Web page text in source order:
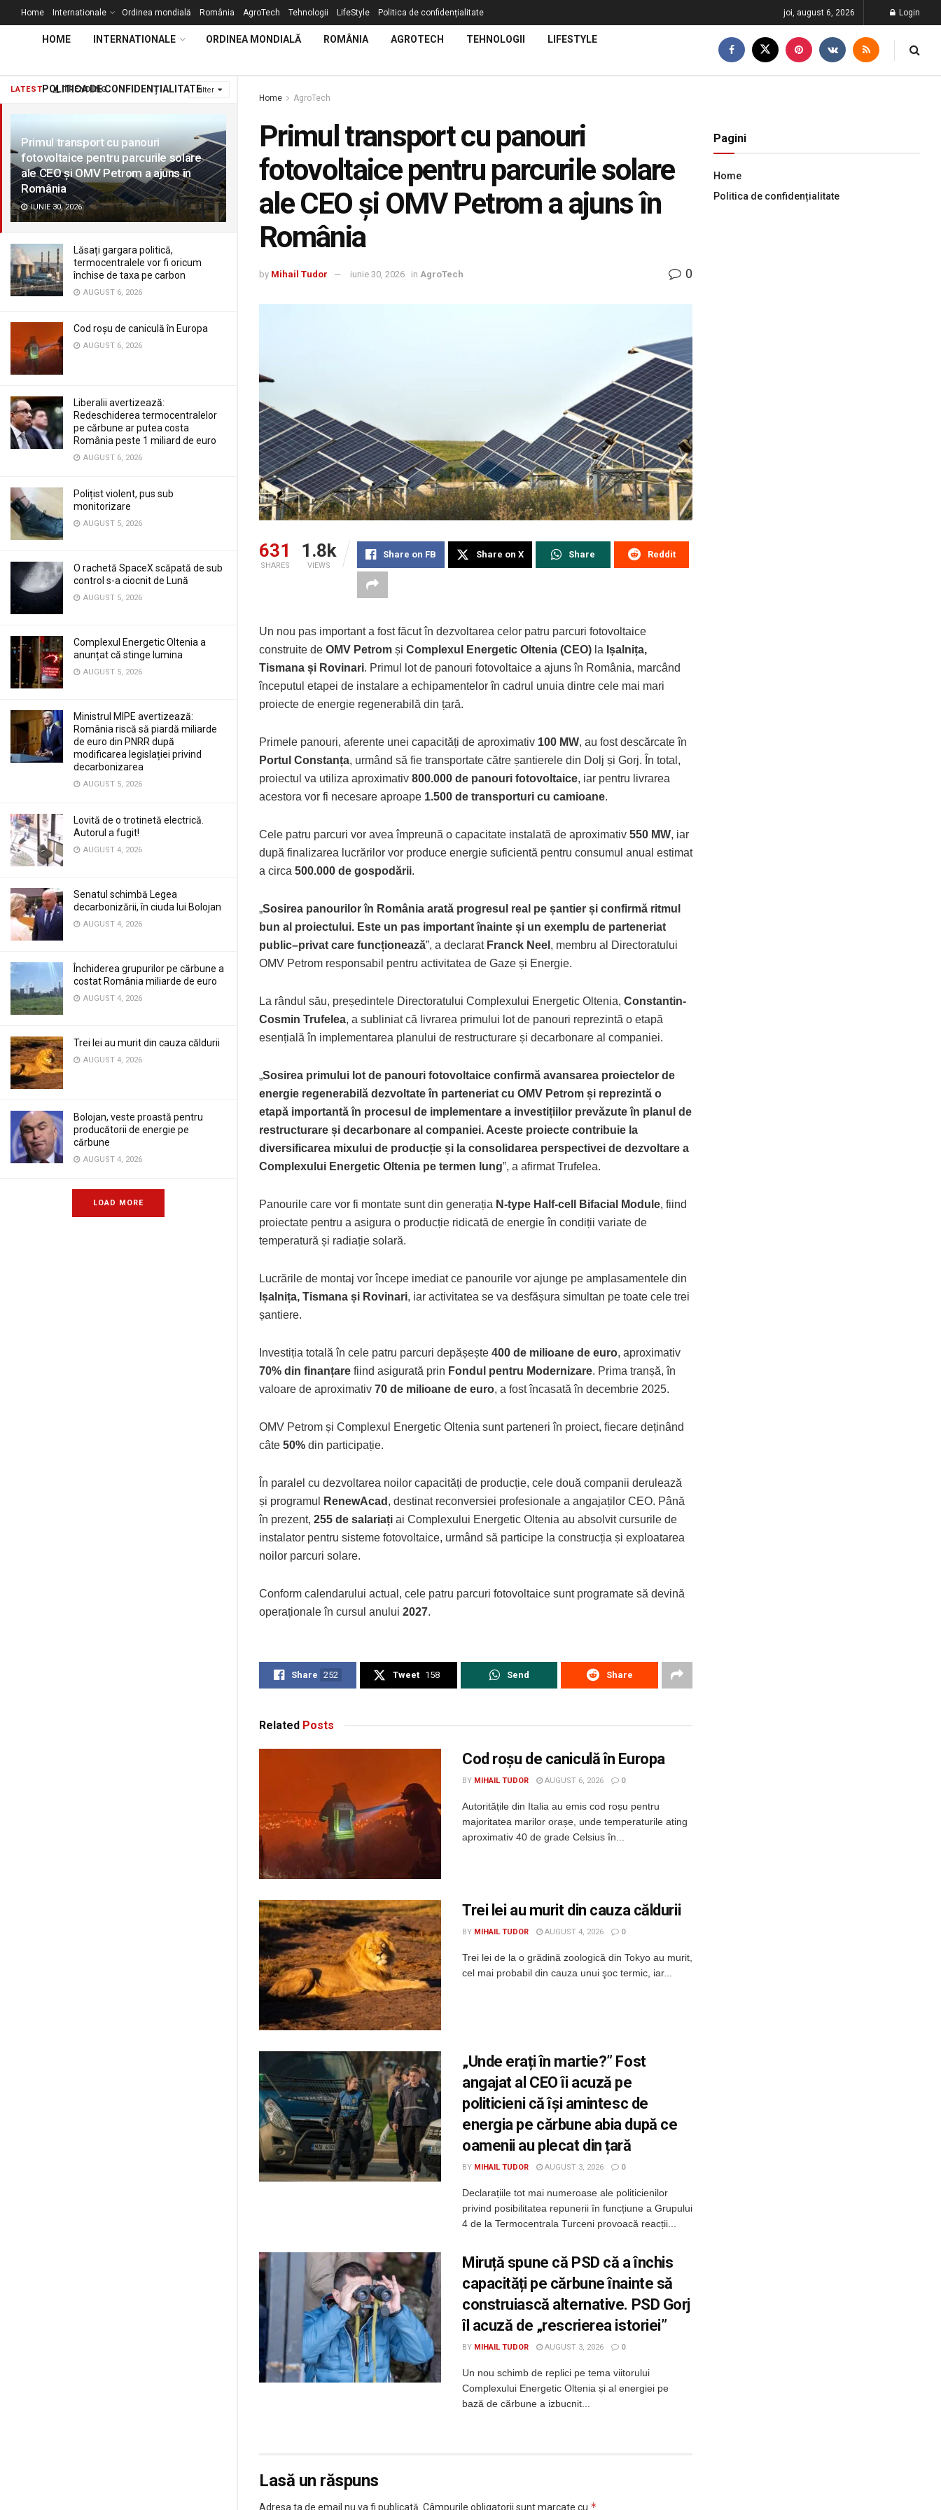
LATEST TRENDING Filter
Primul transport cu panouri
fotovoltaice pentru parcurile solare
ale CEO și OMV Petrom a ajuns în
România
IUNIE 30, 2026
Lăsați gargara politică,
termocentralele vor fi oricum
închise de taxa pe carbon
AUGUST 6, 2026
Cod roșu de caniculă în Europa
AUGUST 6, 2026
Liberalii avertizează:
Redeschiderea termocentralelor
pe cărbune ar putea costa
România peste 1 miliard de euro
AUGUST 6, 2026
Polițist violent, pus sub
monitorizare
AUGUST 5, 2026
O rachetă SpaceX scăpată de sub
control s-a ciocnit de Lună
AUGUST 5, 2026
Complexul Energetic Oltenia a
anunțat că stinge lumina
AUGUST 5, 2026
Ministrul MIPE avertizează:
România riscă să piardă miliarde
de euro din PNRR după
modificarea legislației privind
decarbonizarea
AUGUST 5, 2026
Lovită de o trotinetă electrică.
Autorul a fugit!
AUGUST 4, 2026
Senatul schimbă Legea
decarbonizării, în ciuda lui Bolojan
AUGUST 4, 2026
Închiderea grupurilor pe cărbune a
costat România miliarde de euro
AUGUST 4, 2026
Trei lei au murit din cauza căldurii
AUGUST 4, 2026
Bolojan, veste proastă pentru
producătorii de energie pe
cărbune
AUGUST 4, 2026
LOAD MORE
Home Internationale Ordinea mondială România AgroTech Tehnologii LifeStyle Politica de confidențialitate joi, august 6, 2026 Login
HOME INTERNATIONALE ORDINEA MONDIALĂ ROMÂNIA AGROTECH TEHNOLOGII LIFESTYLE
POLITICA DE CONFIDENȚIALITATE
Home AgroTech
Primul transport cu panouri
fotovoltaice pentru parcurile solare
ale CEO și OMV Petrom a ajuns în
România
by Mihail Tudor iunie 30, 2026 in AgroTech 0
631
SHARES
1.8k
VIEWS
Share on FB Share on X Share Reddit
Un nou pas important a fost făcut în dezvoltarea celor patru parcuri fotovoltaice
construite de OMV Petrom și Complexul Energetic Oltenia (CEO) la Ișalnița,
Tismana și Rovinari. Primul lot de panouri fotovoltaice a ajuns în România, marcând
începutul etapei de instalare a echipamentelor în cadrul unuia dintre cele mai mari
proiecte de energie regenerabilă din țară.
Primele panouri, aferente unei capacități de aproximativ 100 MW, au fost descărcate în
Portul Constanța, urmând să fie transportate către șantierele din Dolj și Gorj. În total,
proiectul va utiliza aproximativ 800.000 de panouri fotovoltaice, iar pentru livrarea
acestora vor fi necesare aproape 1.500 de transporturi cu camioane.
Cele patru parcuri vor avea împreună o capacitate instalată de aproximativ 550 MW, iar
după finalizarea lucrărilor vor produce energie suficientă pentru consumul anual estimat
a circa 500.000 de gospodării.
„Sosirea panourilor în România arată progresul real pe șantier și confirmă ritmul
bun al proiectului. Este un pas important înainte și un exemplu de parteneriat
public–privat care funcționează”, a declarat Franck Neel , membru al Directoratului
OMV Petrom responsabil pentru activitatea de Gaze și Energie.
La rândul său, președintele Directoratului Complexului Energetic Oltenia, Constantin-
Cosmin Trufelea, a subliniat că livrarea primului lot de panouri reprezintă o etapă
esențială în implementarea planului de restructurare și decarbonare al companiei.
„Sosirea primului lot de panouri fotovoltaice confirmă avansarea proiectelor de
energie regenerabilă dezvoltate în parteneriat cu OMV Petrom și reprezintă o
etapă importantă în procesul de implementare a investițiilor prevăzute în planul de
restructurare și decarbonare al companiei. Aceste proiecte contribuie la
diversificarea mixului de producție și la consolidarea perspectivei de dezvoltare a
Complexului Energetic Oltenia pe termen lung”, a afirmat Trufelea.
Panourile care vor fi montate sunt din generația N-type Half-cell Bifacial Module, fiind
proiectate pentru a asigura o producție ridicată de energie în condiții variate de
temperatură și radiație solară.
Lucrările de montaj vor începe imediat ce panourile vor ajunge pe amplasamentele din
Ișalnița, Tismana și Rovinari, iar activitatea se va desfășura simultan pe toate cele trei
șantiere.
Investiția totală în cele patru parcuri depășește 400 de milioane de euro, aproximativ
70% din finanțare fiind asigurată prin Fondul pentru Modernizare. Prima tranșă, în
valoare de aproximativ 70 de milioane de euro, a fost încasată în decembrie 2025.
OMV Petrom și Complexul Energetic Oltenia sunt parteneri în proiect, fiecare deținând
câte 50% din participație.
În paralel cu dezvoltarea noilor capacități de producție, cele două companii derulează
și programul
RenewAcad , destinat reconversiei profesionale a angajaților CEO. Până
în prezent, 255 de salariați ai Complexului Energetic Oltenia au absolvit cursurile de
instalator pentru sisteme fotovoltaice, urmând să participe la construcția și exploatarea
noilor parcuri solare.
Conform calendarului actual, cele patru parcuri fotovoltaice sunt programate să devină
operaționale în cursul anului 2027.
Share 252 Tweet 158 Send Share
Related Posts
Cod roșu de caniculă în Europa
BY MIHAIL TUDOR AUGUST 6, 2026 0
Autoritățile din Italia au emis cod roșu pentru
majoritatea marilor orașe, unde temperaturile ating
aproximativ 40 de grade Celsius în...
Trei lei au murit din cauza căldurii
BY MIHAIL TUDOR AUGUST 4, 2026 0
Trei lei de la o grădină zoologică din Tokyo au murit,
cel mai probabil din cauza unui şoc termic, iar...
„Unde erați în martie?” Fost
angajat al CEO îi acuză pe
politicieni că își amintesc de
energia pe cărbune abia după ce
oamenii au plecat din țară
BY MIHAIL TUDOR AUGUST 3, 2026 0
Declarațiile tot mai numeroase ale politicienilor
privind posibilitatea repunerii în funcțiune a Grupului
4 de la Termocentrala Turceni provoacă reacții...
Miruță spune că PSD că a închis
capacități pe cărbune înainte să
construiască alternative. PSD Gorj
îl acuză de „rescrierea istoriei”
BY MIHAIL TUDOR AUGUST 3, 2026 0
Un nou schimb de replici pe tema viitorului
Complexului Energetic Oltenia și al energiei pe
bază de cărbune a izbucnit...
Lasă un răspuns
Adresa ta de email nu va fi publicată. Câmpurile obligatorii sunt marcate cu *
Pagini
Home
Politica de confidențialitate